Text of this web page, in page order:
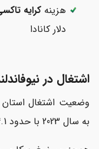
هزینه کرایه
دلار کانادا
اشتغال در
به سال 2023 با حدود 4.1 درصد افزایش روبه‌رو شده است.